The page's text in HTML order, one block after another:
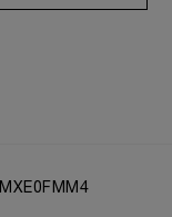
MXE0FMM4